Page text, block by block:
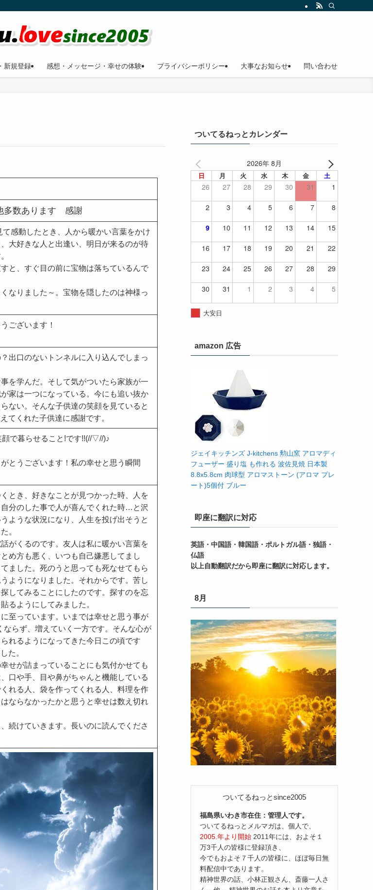
新規登録 感想・メッセージ・幸せの体験 プライバシーポリシー 大事なお知らせ 問い合わせ
多数あります 感謝
感動したとき、人から暖かい言葉をかけ
大好きな人と出逢い、明日が来るのが待
と、すぐ目の前に宝物は落ちているんで
なりました～。宝物を隠したのは神様っ
ございます！
出口のないトンネルに入り込んでしまっ
を学んだ。そして気がついたら家族が一
家は一つになっている。今にも追い抜か
ない。そんな子供達の笑顔を見ていると
てくれた子供達に感謝です。
で暮らせること!です!!(//▽//)♪
とうございます！私の幸せと思う瞬間
とき、好きなことが見つかった時、人を
分のした事で人が喜んでくれた時…と沢
ような状況になり、人生を投げ出そうと
。
がくるのです。友人は私に暖かい言葉を
め方も悪く、いつも自己嫌悪してまし
ました。死のうと思っても死なせてもら
ようになりました。それからです。苦し
してみることにしたのです。探すのを忘
るようにしてみました。
至っています。いまでは幸せと思う事が
らず、増えていく一方です。そんな心が
れるようになってきた今日この頃です
た。
せが詰まっていることにも気付かせても
口や手、目や鼻がちゃんと機能している
れる人、袋を作ってくれる人、料理を作
ならなかったかと思うと幸せは数え切れ
続けていきます。長いのに読んでくださ
ついてるねっとカレンダー
2026年 8月
日 月 火 水 木 金 土
26 27 28 29 30 31 1
2 3 4 5 6 7 8
9 10 11 12 13 14 15
16 17 18 19 20 21 22
23 24 25 26 27 28 29
30 31 1 2 3 4 5
大安日
amazon 広告
ジェイキッチンズ J-kitchens 勲山窯 アロマディ
フューザー 盛り塩 も作れる 波佐見焼 日本製
8.8x5.8cm 肉球型 アロマストーン (アロマ プレ
ート)5個付 ブルー
即座に翻訳に対応
英語・中国語・韓国語・ポルトガル語・独語・
仏語
以上自動翻訳だから即座に翻訳に対応します。
8月
ついてるねっとsince2005
福島県いわき市在住：管理人です。
ついてるねっとメルマガは、個人で、
2005.年より開始 2011年には、およそ１
万3千人の皆様に登録頂き、
今でもおよそ７千人の皆様に、ほぼ毎日無
料配信中であります。
精神世界の話、小林正観さん、斎藤一人さ